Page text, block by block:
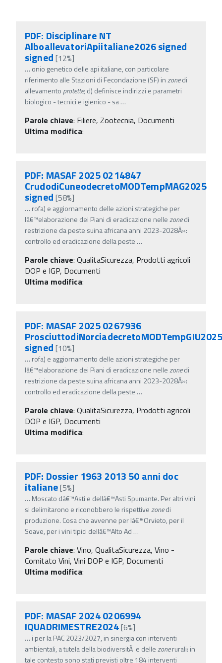
PDF: Disciplinare NT
AlboallevatoriApiitaliane2026 signed
signed [12%]
… onio genetico delle api italiane, con particolare
riferimento alle Stazioni di Fecondazione (SF) inzonedi
allevamento protette; d) definisce indirizzi e parametri
biologico - tecnici e igienico - sa…
Parole chiave: Filiere, Zootecnia, Documenti
Ultima modifica:
PDF: MASAF 2025 0214847
CrudodiCuneodecretoMODTempMAG2025
signed [58%]
… rofa) e aggiornamento delle azioni strategiche per
lâ€™elaborazione dei Piani di eradicazione nellezonedi
restrizione da peste suina africana anni 2023-2028Â»:
controllo ed eradicazione della peste …
Parole chiave: QualitaSicurezza, Prodotti agricoli
DOP e IGP, Documenti
Ultima modifica:
PDF: MASAF 2025 0267936
signed [10%]
… rofa) e aggiornamento delle azioni strategiche per
lâ€™elaborazione dei Piani di eradicazione nellezonedi
restrizione da peste suina africana anni 2023-2028Â»:
controllo ed eradicazione della peste …
Parole chiave: QualitaSicurezza, Prodotti agricoli
DOP e IGP, Documenti
Ultima modifica:
PDF: Dossier 1963 2013 50 anni doc
italiane[5%]
… Moscato dâ€™Asti e dellâ€™Asti Spumante. Per altri vini
si delimitarono e riconobbero le rispettivezonedi
produzione. Cosa che avvenne per lâ€™Orvieto, per il
Soave, per i vini tipici dellâ€™Alto Ad …
Parole chiave: Vino, QualitaSicurezza, Vino -
Comitato Vini, Vini DOP e IGP, Documenti
Ultima modifica:
PDF: MASAF 2024 0206994
IQUADRIMESTRE2024[6%]
… i per la PAC 2023/2027, in sinergia con interventi
ambientali, a tutela della biodiversitÃ e dellezonerurali: in
tale contesto sono stati previsti oltre 184 interventi